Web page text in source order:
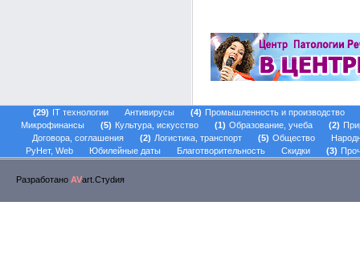
29 IT технологии Антивирусы 4
Промышленность и производство
Микрофинансы
5 Культура, искусство 1 Образование, учеба 2
Договора, соглашения
2 Логистика, транспорт 5 Общество
РуНет, Web
Юбилейные даты Благотворительность Скидки 3
Разработано AVart.Стуdия